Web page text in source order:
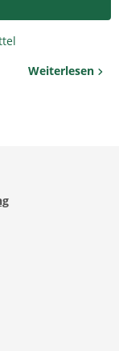
Weiterlesen